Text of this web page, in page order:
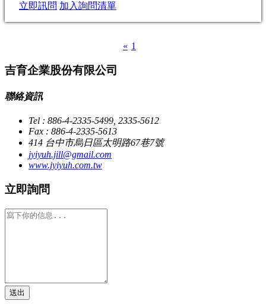
立即訊問 加入詢問清單
« 1
吉育企業股份有限公司
聯絡資訊
Tel : 886-4-2335-5499, 2335-5612
Fax : 886-4-2335-5613
414 台中市烏日區太明路67巷7號
jyiyuh.jill@gmail.com
www.jyiyuh.com.tw
立即詢問
送出